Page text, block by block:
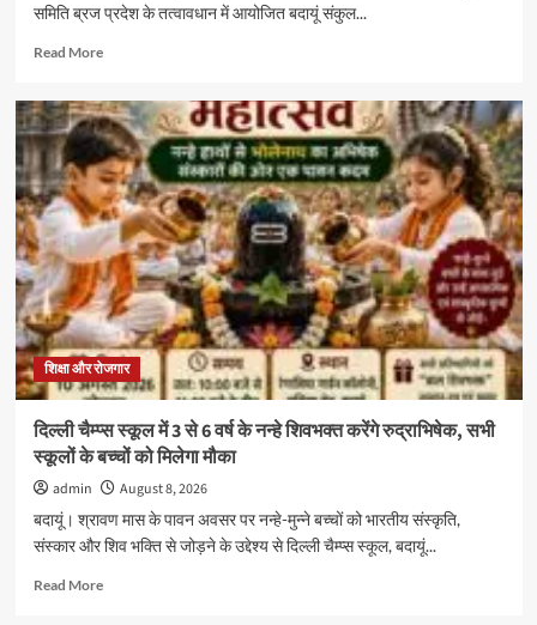
समिति ब्रज प्रदेश के तत्वावधान में आयोजित बदायूं संकुल...
Read MoreRead
शिशु
शिक्षा
समिति
ब्रज
प्रदेश
के
बदायूं
संकुल
का
आचार्य
अभ्यास
वर्ग
श्री
सरस्वती
विद्या
मंदिर
कॉलेज
में
शिक्षा और रोजगार
दिल्ली चैम्प्स स्कूल में 3 से 6 वर्ष के नन्हे शिवभक्त करेंगे रुद्राभिषेक, सभी
स्कूलों के बच्चों को मिलेगा मौका
admin
August 8, 2026
बदायूं। श्रावण मास के पावन अवसर पर नन्हे-मुन्ने बच्चों को भारतीय संस्कृति,
संस्कार और शिव भक्ति से जोड़ने के उद्देश्य से दिल्ली चैम्प्स स्कूल, बदायूं...
Read MoreRead